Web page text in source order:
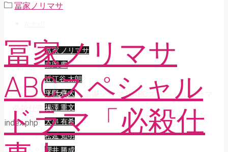
冨家 ノリマサ
森岡 豊
近江谷 太朗
平野 貴大
福澤 重文
大串 有希
松延 知明
櫻井 勝成
Home冨家ノリマサ
冨家ノリマサABCスペシャルドラマ
「必殺仕事人」
index.php
冨家ノリマサ
冨家ノリマサ
ABCスペシャル
ドラマ「必殺仕